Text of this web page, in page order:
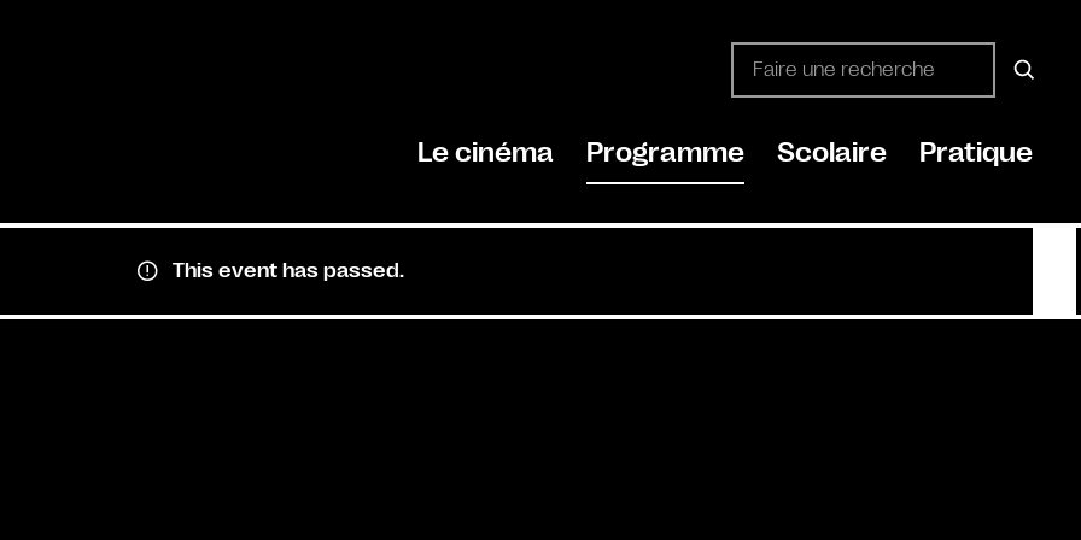
Le cinéma Programme Scolaire Pratique
This event has passed.